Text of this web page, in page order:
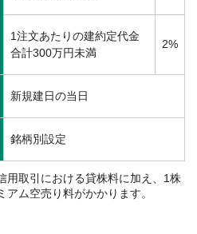
1注文あたりの建約定代金
合計300万円未満
2%
新規建日の当日
銘柄別設定
用取引における貸株料に加え、1株
ム空売り料がかかります。